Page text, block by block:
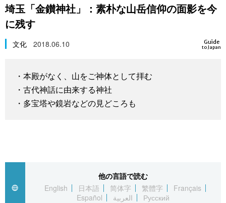
社会
文化
科学・技術
暮らし
旅と暮らし
動画/Live
Books
Cinema
People
暮らし
スポーツ・東京2020
埼玉「金鑚神社」：素朴な山岳信仰の面影を今
に残す
Guide
to Japan
文化 2018.06.10
・本殿がなく、山をご神体として拝む
・古代神話に由来する神社
・多宝塔や鏡岩などの見どころも
他の言語で読む
English
日本語 简体字 繁體字
Français
Español
العربية Русский